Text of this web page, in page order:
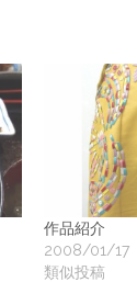
作品紹介
2008/01/17
類似投稿